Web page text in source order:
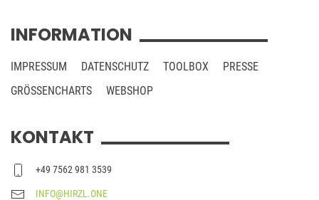
INFORMATION
IMPRESSUM DATENSCHUTZ TOOLBOX
PRESSE
GRÖSSENCHARTS
WEBSHOP
KONTAKT
+49 7562 981 3539
INFO@HIRZL.ONE